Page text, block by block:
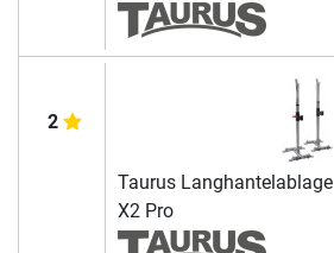
2
Taurus Langhantelablage
X2 Pro